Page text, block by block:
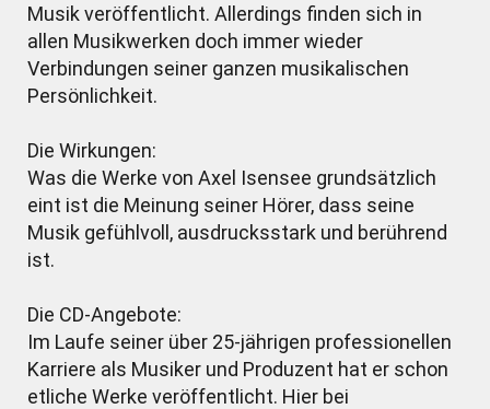
Musik veröffentlicht. Allerdings finden sich in
allen Musikwerken doch immer wieder
Verbindungen seiner ganzen musikalischen
Persönlichkeit.
Die Wirkungen:
Was die Werke von Axel Isensee grundsätzlich
eint ist die Meinung seiner Hörer, dass seine
Musik gefühlvoll, ausdrucksstark und berührend
ist.
Die CD-Angebote:
Im Laufe seiner über 25-jährigen professionellen
Karriere als Musiker und Produzent hat er schon
etliche Werke veröffentlicht. Hier bei